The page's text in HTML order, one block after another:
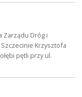
Zarządu Dróg i
Krzysztofa
pętli przy ul.